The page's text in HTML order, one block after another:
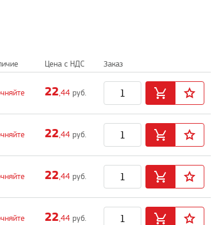
Цена с НДС Заказ
22,44 руб.
22,44 руб.
22,44 руб.
22,44 руб.